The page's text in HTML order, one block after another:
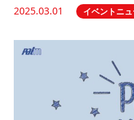
2025.03.01
イベントニ